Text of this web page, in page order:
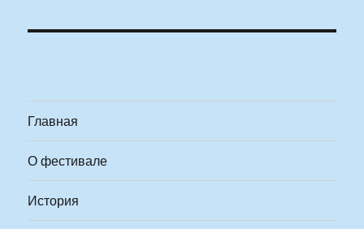
Главная
О фестивале
История